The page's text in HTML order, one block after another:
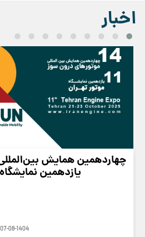
اخبار
چهاردهمین همایش
یازدهمین
07-08-1404